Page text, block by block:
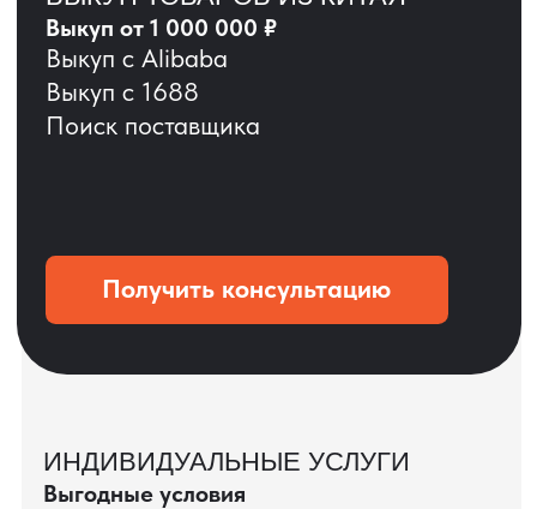
ОСТАВЬТЕ ЗАЯВКУ
Мы вернёмся с расчётом и фото после
технической проверки
Оставить заявку
КЕЙС ПАО «РОСТЕЛЕКОМ»